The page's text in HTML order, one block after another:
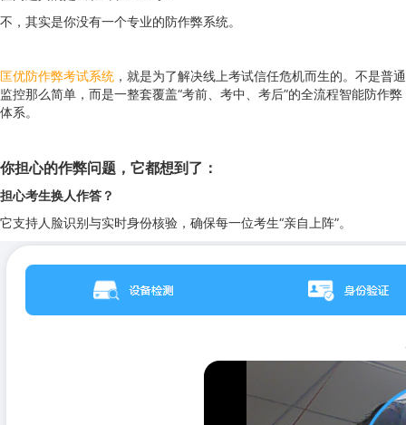
不，其实是你没有一个专业的防作弊系统。
匡优防作弊考试系统 ，就是为了解决线上考试信任危机而生的。不是普通
监控那么简单，而是一整套覆盖“考前、考中、考后”的全流程智能防作弊
体系。
你担心的作弊问题，它都想到了：
担心考生换人作答？
它支持人脸识别与实时身份核验，确保每一位考生“亲自上阵”。